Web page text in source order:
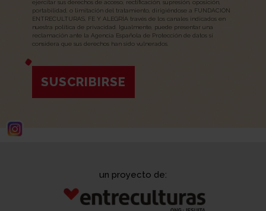
ejercitar sus derechos de acceso, rectificación, supresión, oposición,
portabilidad, o limitación del tratamiento, dirigiéndose a FUNDACIÓN
ENTRECULTURAS, FE Y ALEGRÍA través de los canales indicados en
nuestra política de privacidad. Igualmente, puede presentar una
reclamación ante la Agencia Española de Protección de datos si
considera que sus derechos han sido vulnerados.
SUSCRIBIRSE
un proyecto de: